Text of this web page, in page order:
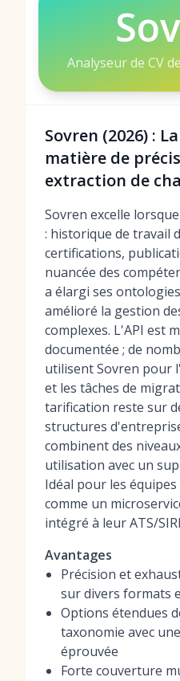
Analyseur de CV
Sovren (2026) :
matière de
extraction de
Sovren excelle
: historique de travail
certifications,
nuancée des
a élargi ses
amélioré la gestion
complexes. L'API est
documentée ; de
utilisent Sovren pour
et les tâches de
tarification reste sur
structures
combinent des
utilisation avec un
Idéal pour les
comme un
intégré à leur ATS/
Avantages
Précision et
sur divers formats
Options étendues
taxonomie avec
éprouvée
Forte couverture